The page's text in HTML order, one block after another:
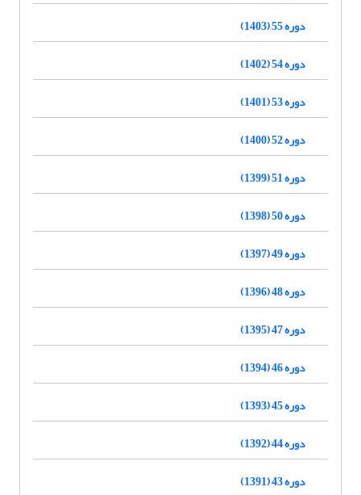
دوره 55 (1403)
دوره 54 (1402)
دوره 53 (1401)
دوره 52 (1400)
دوره 51 (1399)
دوره 50 (1398)
دوره 49 (1397)
دوره 48 (1396)
دوره 47 (1395)
دوره 46 (1394)
دوره 45 (1393)
دوره 44 (1392)
دوره 43 (1391)